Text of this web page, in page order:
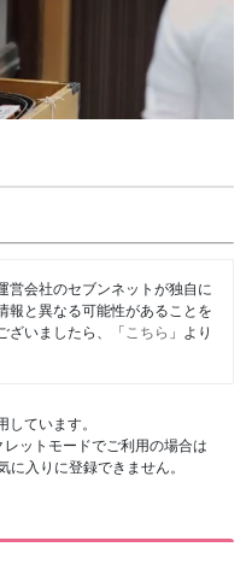
営会社のセブンネットが独自に
報と異なる可能性があることを
ざいましたら、「 こちら 」より
しています。
ットモードでご利用の場合は
入りに登録できません。